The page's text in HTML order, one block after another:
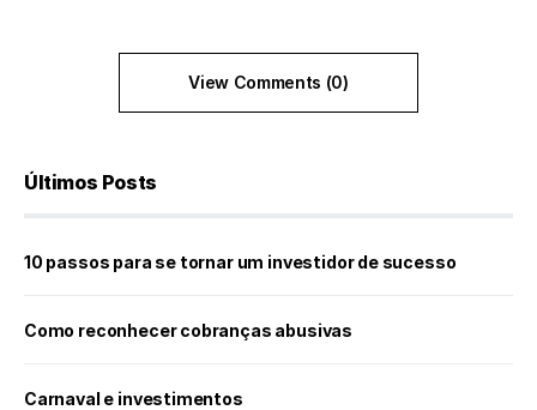
View Comments (0)
Últimos Posts
10 passos para se tornar um investidor de sucesso
Como reconhecer cobranças abusivas
Carnaval e investimentos